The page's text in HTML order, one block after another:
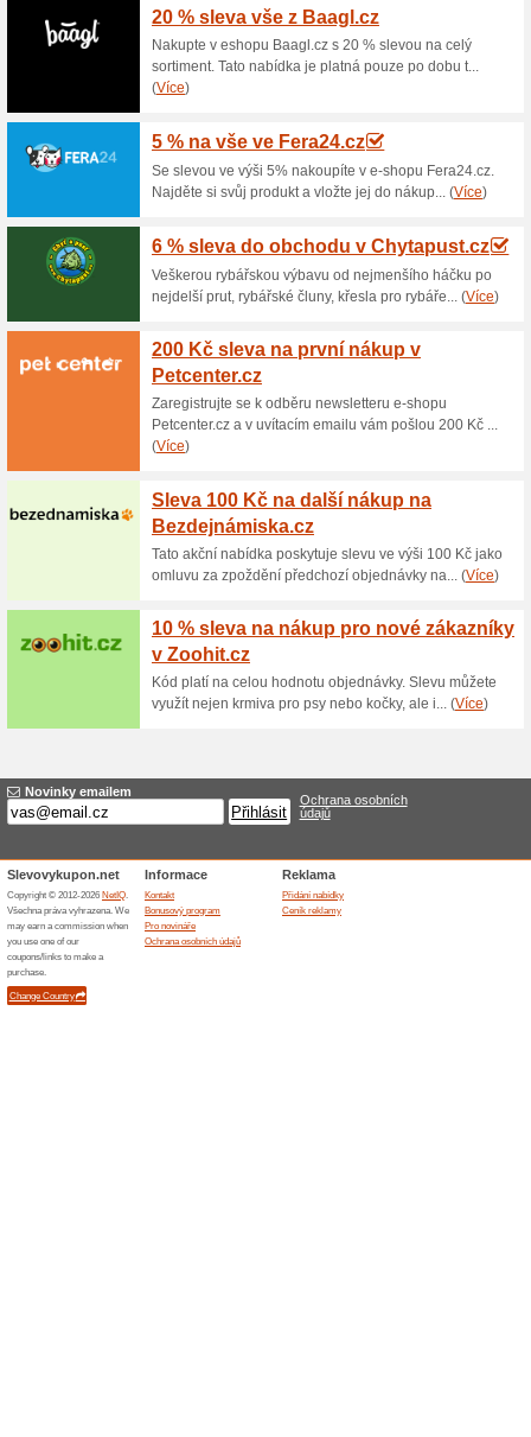
100% fungovalo Kupón
Kód do eshopu TvaJoga,
dostanete tak, že do kolonky
slevový kód/kupón. Sleva
nabídku na výhodný nákup v
250 Kč na Nové
Tvajoga.cz
100% fungovalo
Kód do eshopu TvaJoga,
kresbami o 250 korun. Jóga
Slevu získáte tak, že do
Tvajoga.
40 % na kurz